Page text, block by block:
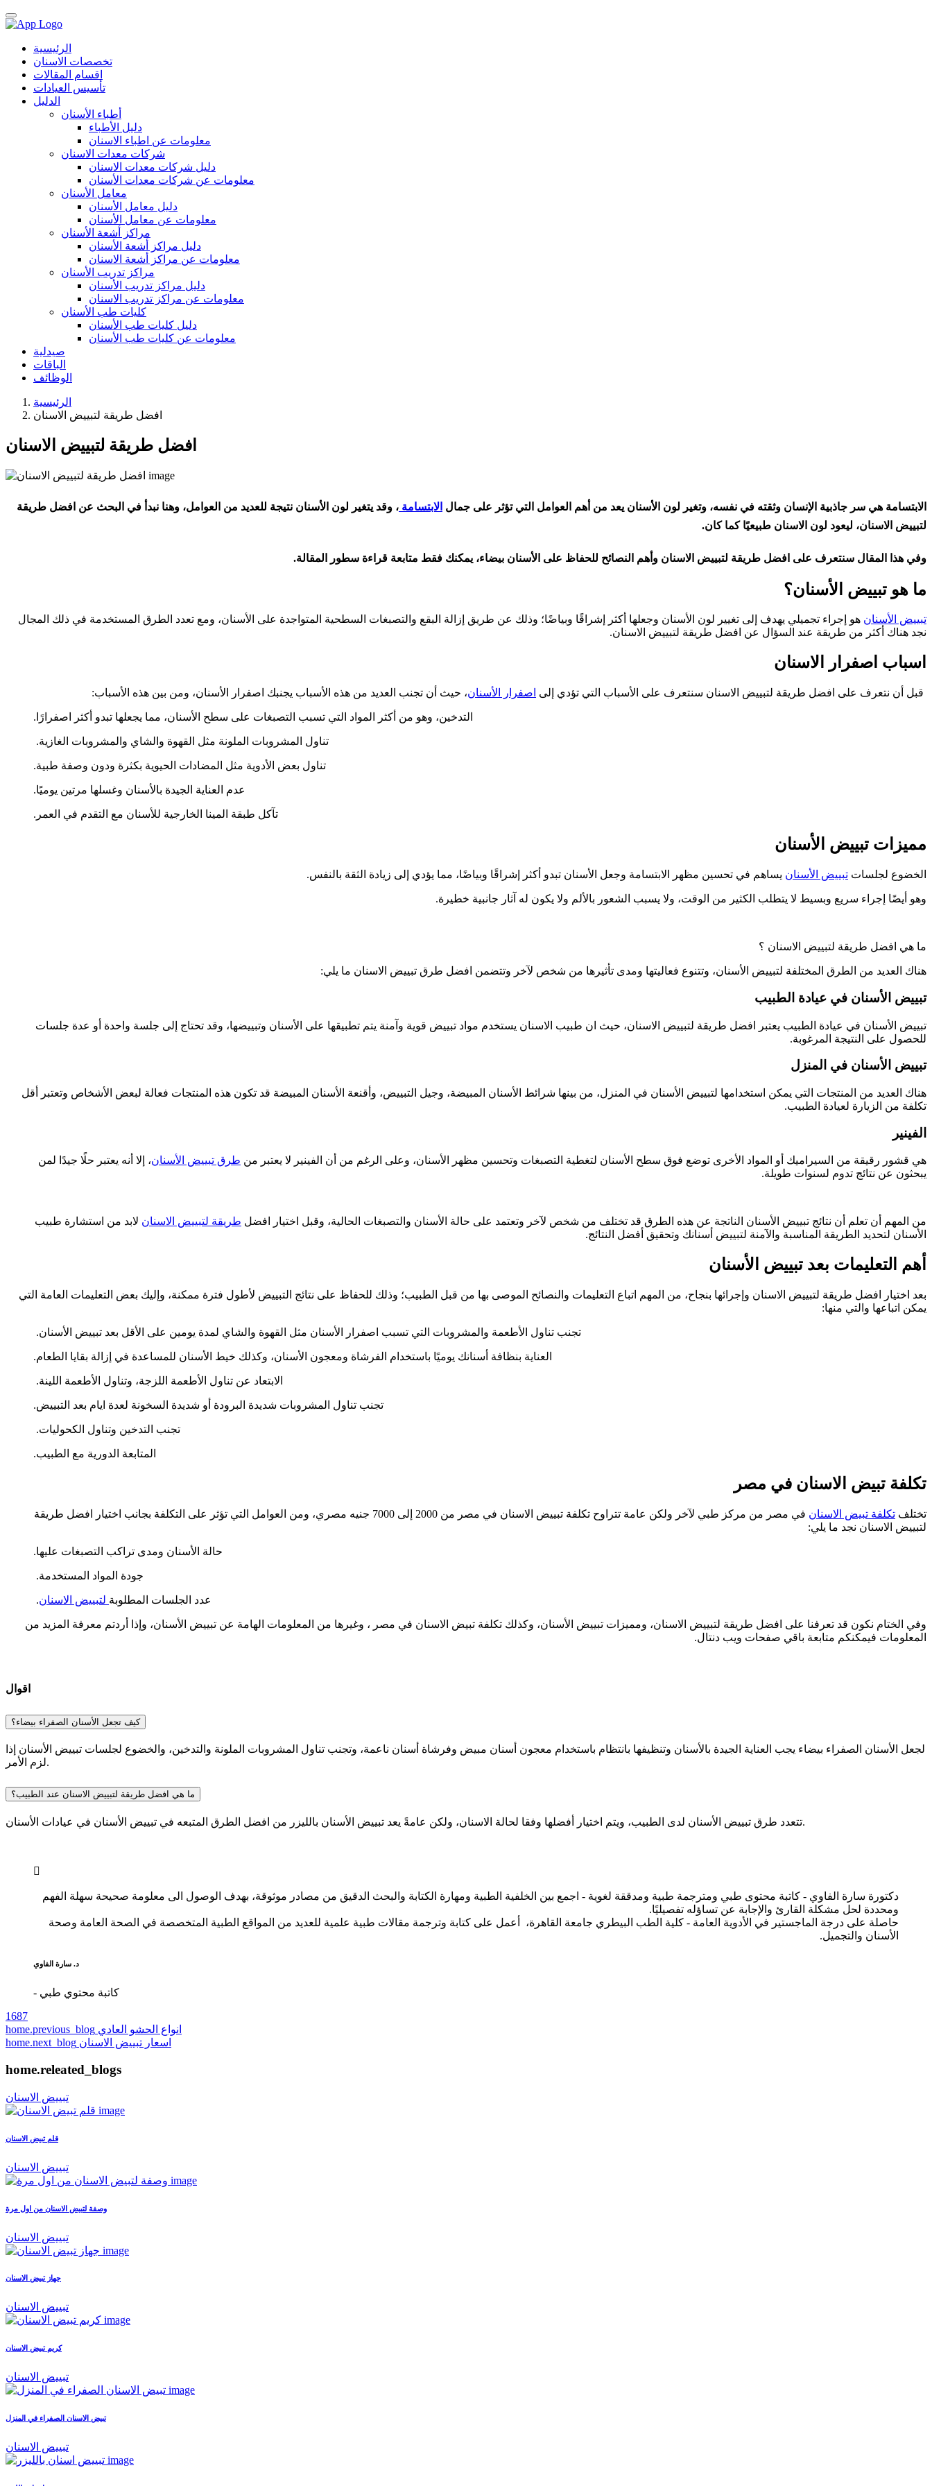
الرئيسية
تخصصات الاسنان
اقسام المقالات
تأسيس العيادات
الدليل
أطباء الأسنان
دليل الأطباء
معلومات عن اطباء الاسنان
شركات معدات الاسنان
دليل شركات معدات الاسنان
معلومات عن شركات معدات الأسنان
معامل الأسنان
دليل معامل الأسنان
معلومات عن معامل الأسنان
مراكز أشعة الأسنان
دليل مراكز أشعة الأسنان
معلومات عن مراكز أشعة الاسنان
مراكز تدريب الأسنان
دليل مراكز تدريب الأسنان
معلومات عن مراكز تدريب الاسنان
كليات طب الأسنان
دليل كليات طب الأسنان
معلومات عن كليات طب الأسنان
صيدلية
الباقات
الوظائف
الرئيسية
افضل طريقة لتبييض الاسنان
افضل طريقة لتبييض الاسنان
الابتسامة هي سر جاذبية الإنسان وثقته في نفسه، وتغير لون الأسنان يعد من أهم العوامل التي تؤثر على جمال الابتسامة ، وقد يتغير لون الأسنان نتيجة للعديد من العوامل، وهنا نبدأ في البحث عن افضل طريقة
لتبييض الاسنان، ليعود لون الاسنان طبيعيًا كما كان.
وفي هذا المقال سنتعرف على افضل طريقة لتبييض الاسنان وأهم النصائح للحفاظ على الأسنان بيضاء، يمكنك فقط متابعة قراءة سطور المقالة.
ما هو تبييض الأسنان؟
تبييض الأسنان هو إجراء تجميلي يهدف إلى تغيير لون الأسنان وجعلها أكثر إشراقًا وبياضًا؛ وذلك عن طريق إزالة البقع والتصبغات السطحية المتواجدة على الأسنان، ومع تعدد الطرق المستخدمة في ذلك المجال
نجد هناك أكثر من طريقة عند السؤال عن افضل طريقة لتبييض الاسنان.
اسباب اصفرار الاسنان
قبل أن نتعرف على افضل طريقة لتبييض الاسنان سنتعرف على الأسباب التي تؤدي إلى اصفرار الأسنان، حيث أن تجنب العديد من هذه الأسباب يجنبك اصفرار الأسنان، ومن بين هذه الأسباب:
التدخين، وهو من أكثر المواد التي تسبب التصبغات على سطح الأسنان، مما يجعلها تبدو أكثر اصفرارًا.
تناول المشروبات الملونة مثل القهوة والشاي والمشروبات الغازية.
تناول بعض الأدوية مثل المضادات الحيوية بكثرة ودون وصفة طبية.
عدم العناية الجيدة بالأسنان وغسلها مرتين يوميًا.
تآكل طبقة المينا الخارجية للأسنان مع التقدم في العمر.
مميزات تبييض الأسنان
الخضوع لجلسات تبييض الأسنان يساهم في تحسين مظهر الابتسامة وجعل الأسنان تبدو أكثر إشراقًا وبياضًا، مما يؤدي إلى زيادة الثقة بالنفس.
وهو أيضًا إجراء سريع وبسيط لا يتطلب الكثير من الوقت، ولا يسبب الشعور بالألم ولا يكون له آثار جانبية خطيرة.
ما هي افضل طريقة لتبييض الاسنان ؟
هناك العديد من الطرق المختلفة لتبييض الأسنان، وتتنوع فعاليتها ومدى تأثيرها من شخص لآخر وتتضمن افضل طرق تبييض الاسنان ما يلي:
تبييض الأسنان في عيادة الطبيب
تبييض الأسنان في عيادة الطبيب يعتبر افضل طريقة لتبييض الاسنان، حيث ان طبيب الاسنان يستخدم مواد تبييض قوية وآمنة يتم تطبيقها على الأسنان وتبييضها، وقد تحتاج إلى جلسة واحدة أو عدة جلسات
للحصول على النتيجة المرغوبة.
تبييض الأسنان في المنزل
هناك العديد من المنتجات التي يمكن استخدامها لتبييض الأسنان في المنزل، من بينها شرائط الأسنان المبيضة، وجيل التبييض، وأقنعة الأسنان المبيضة قد تكون هذه المنتجات فعالة لبعض الأشخاص وتعتبر أقل
تكلفة من الزيارة لعيادة الطبيب.
الفينير
هي قشور رقيقة من السيراميك أو المواد الأخرى توضع فوق سطح الأسنان لتغطية التصبغات وتحسين مظهر الأسنان، وعلى الرغم من أن الفينير لا يعتبر من طرق تبييض الأسنان، إلا أنه يعتبر حلًا جيدًا لمن
يبحثون عن نتائج تدوم لسنوات طويلة.
من المهم أن تعلم أن نتائج تبييض الأسنان الناتجة عن هذه الطرق قد تختلف من شخص لآخر وتعتمد على حالة الأسنان والتصبغات الحالية، وقبل اختيار افضل طريقة لتبييض الاسنان لابد من استشارة طبيب
الأسنان لتحديد الطريقة المناسبة والآمنة لتبييض أسنانك وتحقيق أفضل النتائج.
أهم التعليمات بعد تبييض الأسنان
بعد اختيار افضل طريقة لتبييض الاسنان وإجرائها بنجاح، من المهم اتباع التعليمات والنصائح الموصى بها من قبل الطبيب؛ وذلك للحفاظ على نتائج التبييض لأطول فترة ممكنة، وإليك بعض التعليمات العامة التي
يمكن اتباعها والتي منها:
تجنب تناول الأطعمة والمشروبات التي تسبب اصفرار الأسنان مثل القهوة والشاي لمدة يومين على الأقل بعد تبييض الأسنان.
العناية بنظافة أسنانك يوميًا باستخدام الفرشاة ومعجون الأسنان، وكذلك خيط الأسنان للمساعدة في إزالة بقايا الطعام.
الابتعاد عن تناول الأطعمة اللزجة، وتناول الأطعمة اللينة.
تجنب تناول المشروبات شديدة البرودة أو شديدة السخونة لعدة ايام بعد التبييض.
تجنب التدخين وتناول الكحوليات.
المتابعة الدورية مع الطبيب.
تكلفة تبيض الاسنان في مصر
تختلف تكلفة تبيض الاسنان
في مصر من مركز طبي لآخر ولكن عامة تتراوح تكلفة تبييض الاسنان في مصر من 2000 إلى 7000 جنيه مصري، ومن العوامل التي تؤثر على التكلفة بجانب اختيار افضل طريقة
لتبييض الاسنان نجد ما يلي:
حالة الأسنان ومدى تراكب التصبغات عليها.
جودة المواد المستخدمة.
عدد الجلسات المطلوبة لتبييض الاسنان.
وفي الختام نكون قد تعرفنا على افضل طريقة لتبييض الاسنان، ومميزات تبييض الأسنان، وكذلك تكلفة تبيض الاسنان في مصر ، وغيرها من المعلومات الهامة عن تبييض الأسنان، وإذا أردتم معرفة المزيد من
المعلومات فيمكنكم متابعة باقي صفحات ويب دنتال.
اقوال
كيف تجعل الأسنان الصفراء بيضاء؟
لجعل الأسنان الصفراء بيضاء يجب العناية الجيدة بالأسنان وتنظيفها بانتظام باستخدام معجون أسنان مبيض وفرشاة أسنان ناعمة، وتجنب تناول المشروبات الملونة والتدخين، والخضوع لجلسات تبييض الأسنان إذا
لزم الأمر.
ما هي افضل طريقة لتبييض الاسنان عند الطبيب؟
تتعدد طرق تبييض الأسنان لدى الطبيب، ويتم اختيار أفضلها وفقا لحالة الاسنان، ولكن عامةً يعد تبييض الأسنان بالليزر من افضل الطرق المتبعه في تبييض الأسنان في عيادات الأسنان.
دكتورة سارة الفاوي - كاتبة محتوى طبي ومترجمة طبية ومدققة لغوية - اجمع بين الخلفية الطبية ومهارة الكتابة والبحث الدقيق من مصادر موثوقة، بهدف الوصول الى معلومة صحيحة سهلة الفهم
ومحددة لحل مشكلة القارئ والإجابة عن تساؤله تفصيليًا.
حاصلة على درجة الماجستير في الأدوية العامة - كلية الطب البيطري جامعة القاهرة، أعمل على كتابة وترجمة مقالات طبية علمية للعديد من المواقع الطبية المتخصصة في الصحة العامة وصحة
الأسنان والتجميل.
د. سارة الفاوي
- كاتبة محتوي طبي
1687
home.previous_blog انواع الحشو العادي
home.next_blog اسعار تبييض الاسنان
home.releated_blogs
تبييض الاسنان
قلم تبيض الاسنان
تبييض الاسنان
وصفة لتبيض الاسنان من اول مرة
تبييض الاسنان
جهاز تبيض الاسنان
تبييض الاسنان
كريم تبيض الاسنان
تبييض الاسنان
تبيض الاسنان الصفراء في المنزل
تبييض الاسنان